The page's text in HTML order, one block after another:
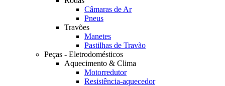
Câmaras de Ar
Pneus
Travões
Manetes
Pastilhas de Travão
Peças - Eletrodomésticos
Aquecimento & Clima
Motorredutor
Resistência-aquecedor